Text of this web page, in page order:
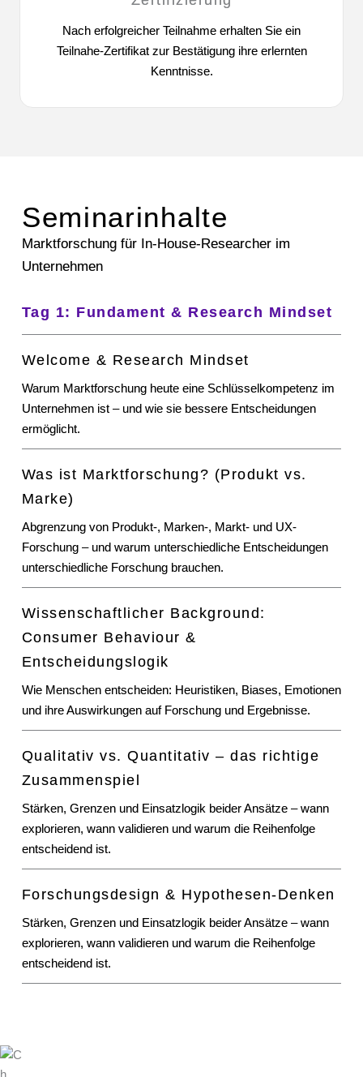
Nach erfolgreicher Teilnahme erhalten Sie ein
Teilnahe-Zertifikat zur Bestätigung ihre erlernten
Kenntnisse.
Seminarinhalte
Marktforschung für In-House-Researcher im
Unternehmen
Tag 1: Fundament & Research Mindset
Welcome & Research Mindset
Warum Marktforschung heute eine Schlüsselkompetenz im
Unternehmen ist – und wie sie bessere Entscheidungen
ermöglicht.
Was ist Marktforschung? (Produkt vs.
Marke)
Abgrenzung von Produkt-, Marken-, Markt- und UX-
Forschung – und warum unterschiedliche Entscheidungen
unterschiedliche Forschung brauchen.
Wissenschaftlicher Background:
Consumer Behaviour &
Entscheidungslogik
Wie Menschen entscheiden: Heuristiken, Biases, Emotionen
und ihre Auswirkungen auf Forschung und Ergebnisse.
Qualitativ vs. Quantitativ – das richtige
Zusammenspiel
Stärken, Grenzen und Einsatzlogik beider Ansätze – wann
explorieren, wann validieren und warum die Reihenfolge
entscheidend ist.
Forschungsdesign & Hypothesen-Denken
Stärken, Grenzen und Einsatzlogik beider Ansätze – wann
explorieren, wann validieren und warum die Reihenfolge
entscheidend ist.